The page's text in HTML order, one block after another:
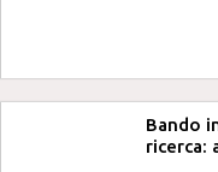
Bando
ricerca: